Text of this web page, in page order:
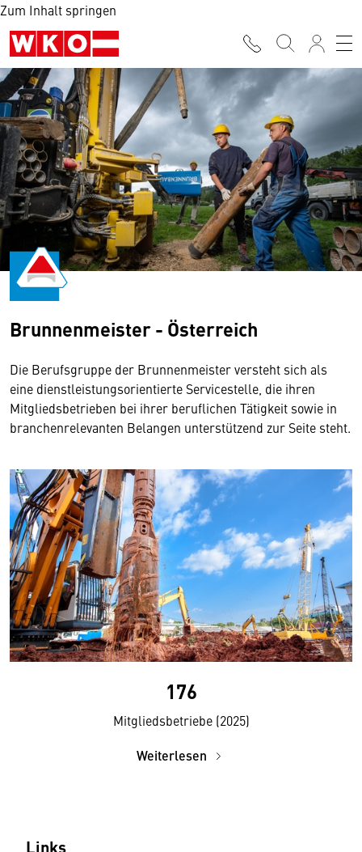
Zum Inhalt springen
Brunnenmeister - Österreich
Die Berufsgruppe der Brunnenmeister versteht sich als
eine dienstleistungsorientierte Servicestelle, die ihren
Mitgliedsbetrieben bei ihrer beruflichen Tätigkeit sowie in
branchenrelevanten Belangen unterstützend zur Seite steht.
176
Mitgliedsbetriebe (2025)
Weiterlesen
Links